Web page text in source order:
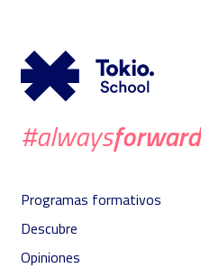
#alwaysforward
Programas formativos
Descubre
Opiniones